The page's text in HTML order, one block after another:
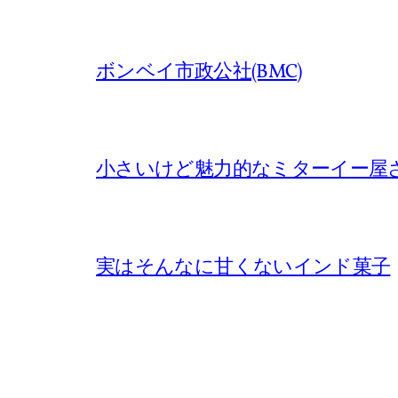
ボンベイ市政公社(BMC)
小さいけど魅力的なミターイー屋
実はそんなに甘くないインド菓子